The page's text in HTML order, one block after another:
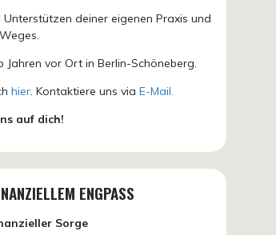
deiner eigenen Praxis und
Jahren vor Ort in Berlin-Schöneberg.
hier. Kontaktiere uns viaE-Mail.
auf dich!
ENGPASS
Sorge